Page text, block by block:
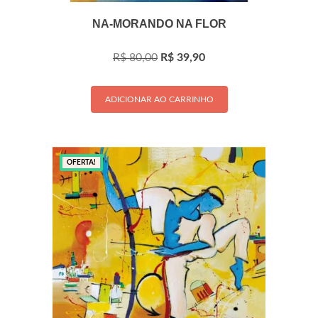
NA-MORANDO NA FLOR
R$80,00 O
original
era:
R$ 80,00.
R$ 39,90O
atual
é:
R$ 39,90.
ADICIONAR AO CARRINHO
OFERTA!